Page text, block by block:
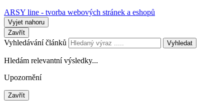
ARSY line - tvorba webových stránek a eshopů
Vyjet nahoru
Zavřít
Vyhledávání článků Vyhledat
Hledám relevantní výsledky...
Upozornění
Zavřít